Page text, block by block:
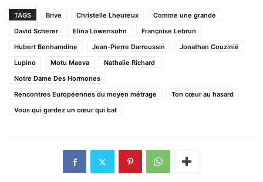
TAGS Brive Christelle Lheureux
Comme une grande
David Scherer
Elina Löwensohn
Françoise Lebrun
Hubert Benhamdine
Jean-Pierre Darroussin
Jonathan Couzinié
Lupino
Motu Maeva
Nathalie Richard
Notre Dame Des Hormones
Rencontres Européennes du moyen métrage
Ton cœur au hasard
Vous qui gardez un cœur qui bat